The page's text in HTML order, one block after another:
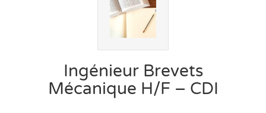
Ingénieur Brevets
Mécanique H/F – CDI